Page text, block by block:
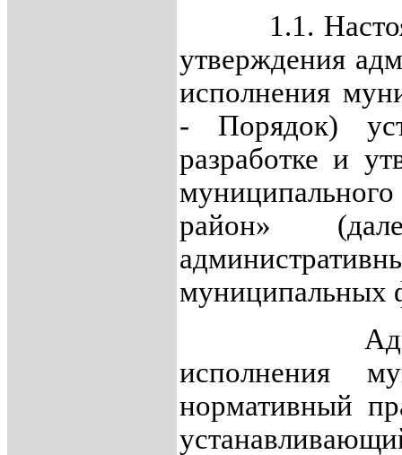
1.1.
утверждения
исполнения
- Порядок)
разработке и
район»
муниципальных
исполнения
нормативный